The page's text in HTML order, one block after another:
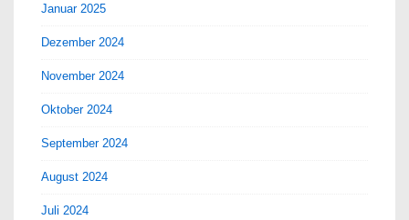
Januar 2025
Dezember 2024
November 2024
Oktober 2024
September 2024
August 2024
Juli 2024